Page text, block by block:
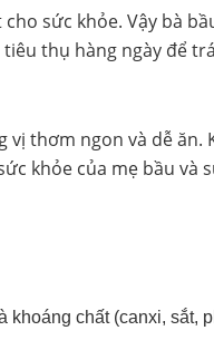
sức khỏe. Vậy bà
thụ hàng ngày để
thơm ngon và dễ ăn.
khỏe của mẹ bầu và
chất (canxi, sắt,